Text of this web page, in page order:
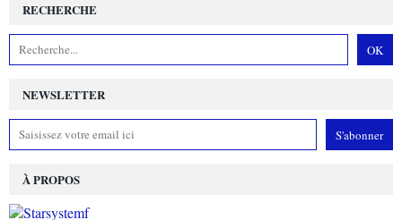
NEWSLETTER
RECHERCHE
À PROPOS